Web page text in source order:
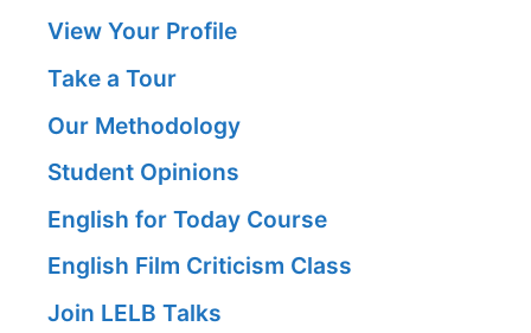
View Your Profile
Take a Tour
Our Methodology
Student Opinions
English for Today Course
English Film Criticism Class
Join LELB Talks